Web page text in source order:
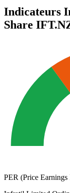
Indicateurs
Share
PER (Price Earnings